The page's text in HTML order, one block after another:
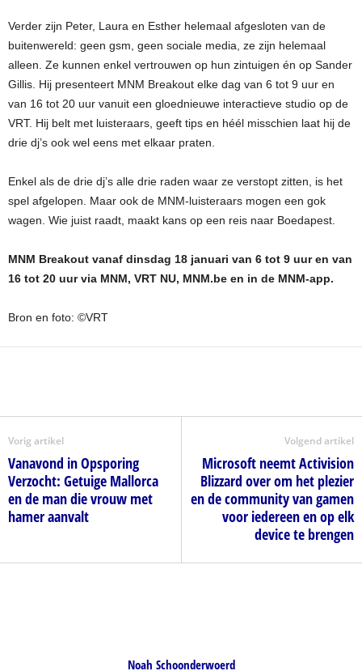
Verder zijn Peter, Laura en Esther helemaal afgesloten van de
buitenwereld: geen gsm, geen sociale media, ze zijn helemaal
alleen. Ze kunnen enkel vertrouwen op hun zintuigen én op Sander
Gillis. Hij presenteert MNM Breakout elke dag van 6 tot 9 uur en
van 16 tot 20 uur vanuit een gloednieuwe interactieve studio op de
VRT. Hij belt met luisteraars, geeft tips en héél misschien laat hij de
drie dj’s ook wel eens met elkaar praten.
Enkel als de drie dj’s alle drie raden waar ze verstopt zitten, is het
spel afgelopen. Maar ook de MNM-luisteraars mogen een gok
wagen. Wie juist raadt, maakt kans op een reis naar Boedapest.
MNM Breakout vanaf dinsdag 18 januari van 6 tot 9 uur en van
16 tot 20 uur via MNM, VRT NU, MNM.be en in de MNM-app.
Bron en foto: ©VRT
Vorig artikel
Vanavond in Opsporing
Verzocht: Getuige Mallorca
en de man die vrouw met
hamer aanvalt
Volgend artikel
Microsoft neemt Activision
Blizzard over om het plezier
en de community van gamen
voor iedereen en op elk
device te brengen
Noah Schoonderwoerd